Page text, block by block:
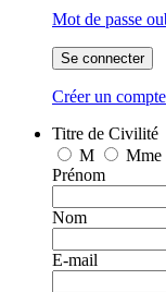
Mot de passe
Se connecter
Créer un compte
Titre de Civilité
M
Mme
Prénom
Nom
E-mail